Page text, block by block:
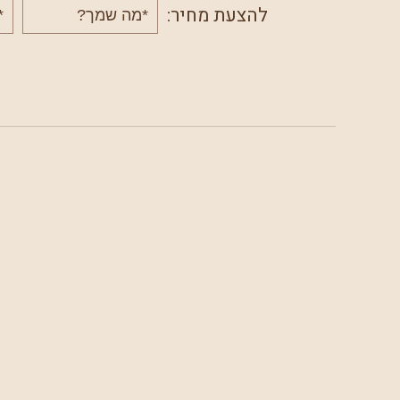
להצעת מחיר:
שם
מלא